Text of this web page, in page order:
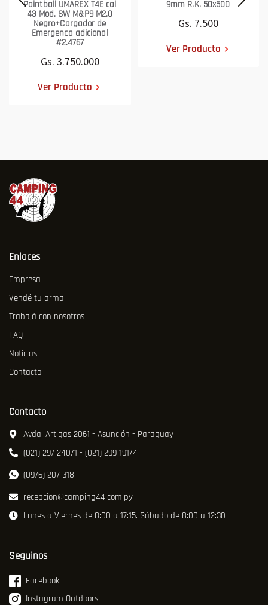
Paintball UMAREX T4E cal
43 Mod. SW M&P9 M2.0
Negro+Cargador de
Emergenca adicional
#2.4767
Gs. 3.750.000
Ver Producto
9mm R.K. 50x500
Gs. 7.500
Ver Producto
Enlaces
Empresa
Vendé tu arma
Trabajá con nosotros
FAQ
Noticias
Contacto
Contacto
Avda. Artigas 2061 - Asunción - Paraguay
(021) 297 240/1 - (021) 299 191/4
(0976) 207 318
recepcion@camping44.com.py
Lunes a Viernes de 8:00 a 17:15. Sábado de 8:00 a 12:30
Seguinos
Facebook
Instagram Outdoors